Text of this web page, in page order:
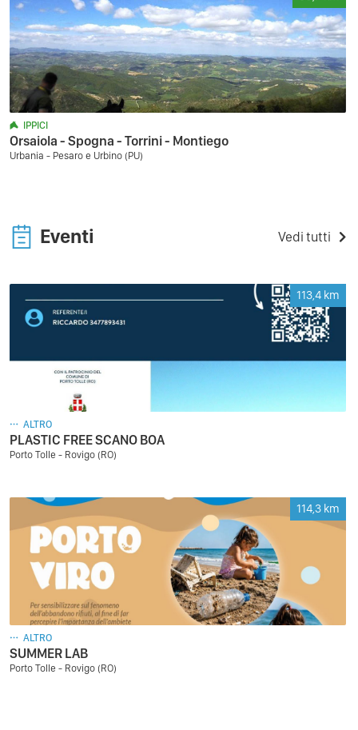
IPPICI
Orsaiola - Spogna - Torrini - Montiego
Urbania - Pesaro e Urbino (PU)
Eventi Vedi tutti
113,4 km
ALTRO
PLASTIC FREE SCANO BOA
Porto Tolle - Rovigo (RO)
114,3 km
ALTRO
SUMMER LAB
Porto Tolle - Rovigo (RO)